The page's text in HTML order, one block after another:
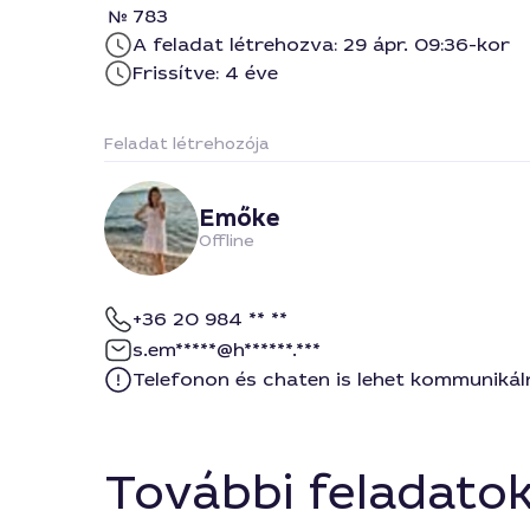
783
A feladat létrehozva: 29 ápr. 09:36-kor
Frissítve: 4 éve
Feladat létrehozója
Emőke
Offline
+36 20 984 ** **
s.em*****@h******.***
Telefonon és chaten is lehet
További